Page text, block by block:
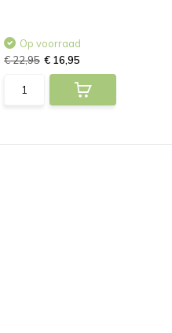
Op voorraad
€ 22,95 € 16,95